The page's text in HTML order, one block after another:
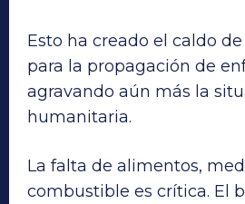
Esto ha creado el caldo
para la propagación de
agravando aún más la
humanitaria.
La falta de alimentos,
combustible es crítica. El